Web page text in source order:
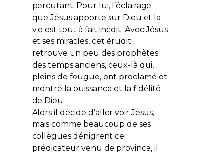
percutant. Pour lui, l’éclairage
que Jésus apporte sur Dieu et la
vie est tout à fait inédit. Avec Jésus
et ses miracles, cet érudit
retrouve un peu des prophètes
des temps anciens, ceux-là qui,
pleins de fougue, ont proclamé et
montré la puissance et la fidélité
de Dieu.
Alors il décide d’aller voir Jésus,
mais comme beaucoup de ses
collègues dénigrent ce
prédicateur venu de province, il